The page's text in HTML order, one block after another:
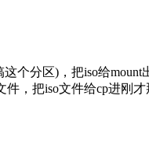
分区)，把iso给mount
，把iso文件给cp进刚